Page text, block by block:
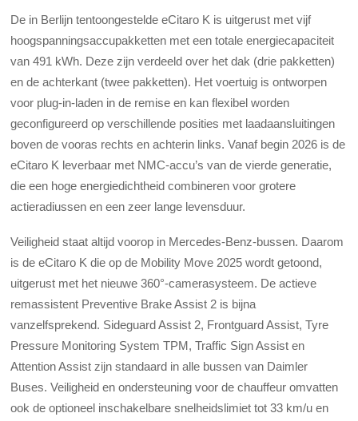
De in Berlijn tentoongestelde eCitaro K is uitgerust met vijf
hoogspanningsaccupakketten met een totale energiecapaciteit
van 491 kWh. Deze zijn verdeeld over het dak (drie pakketten)
en de achterkant (twee pakketten). Het voertuig is ontworpen
voor plug-in-laden in de remise en kan flexibel worden
geconfigureerd op verschillende posities met laadaansluitingen
boven de vooras rechts en achterin links. Vanaf begin 2026 is de
eCitaro K leverbaar met NMC-accu’s van de vierde generatie,
die een hoge energiedichtheid combineren voor grotere
actieradiussen en een zeer lange levensduur.
Veiligheid staat altijd voorop in Mercedes-Benz-bussen. Daarom
is de eCitaro K die op de Mobility Move 2025 wordt getoond,
uitgerust met het nieuwe 360°-camerasysteem. De actieve
remassistent Preventive Brake Assist 2 is bijna
vanzelfsprekend. Sideguard Assist 2, Frontguard Assist, Tyre
Pressure Monitoring System TPM, Traffic Sign Assist en
Attention Assist zijn standaard in alle bussen van Daimler
Buses. Veiligheid en ondersteuning voor de chauffeur omvatten
ook de optioneel inschakelbare snelheidslimiet tot 33 km/u en